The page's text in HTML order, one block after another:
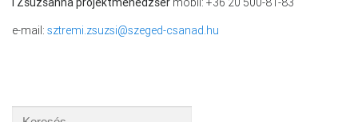
e-mail: sztremi.zsuzsi@szeged-csanad.hu
Keresés: